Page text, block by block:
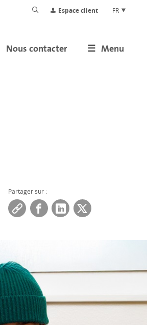
Espace client FR
Menu
Nous contacter
Partager sur :